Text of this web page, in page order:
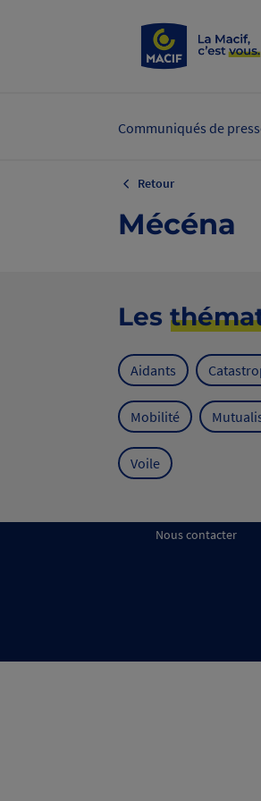
Communiqués de
Retour
Mécéna
Les
Aidants
Mobilité
Voile
Nous contacter